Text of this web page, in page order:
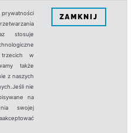
stosuje
trzecich w
także
z naszych
nie
na
swojej
ZAMKNIJ